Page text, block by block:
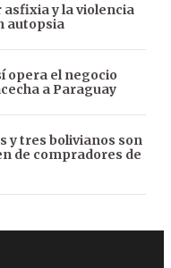
asfixia y la violencia
autopsia
opera el negocio
a Paraguay
y tres bolivianos son
de compradores de